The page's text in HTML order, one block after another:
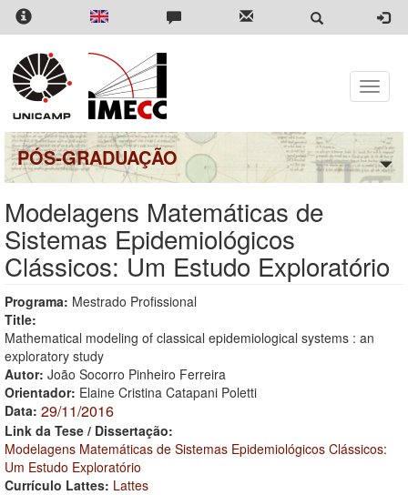
Pular
para
conteúdo
principal
Toggle
PÓS-GRADUAÇÃO
Modelagens Matemáticas de
Sistemas Epidemiológicos
Clássicos: Um Estudo Exploratório
Programa: Mestrado Profissional
Title:
Mathematical modeling of classical epidemiological systems : an
exploratory study
Autor: João Socorro Pinheiro Ferreira
Orientador: Elaine Cristina Catapani Poletti
Data: 29/11/2016
Link da Tese / Dissertação:
Modelagens Matemáticas de Sistemas Epidemiológicos Clássicos:
Um Estudo Exploratório
Currículo Lattes: Lattes